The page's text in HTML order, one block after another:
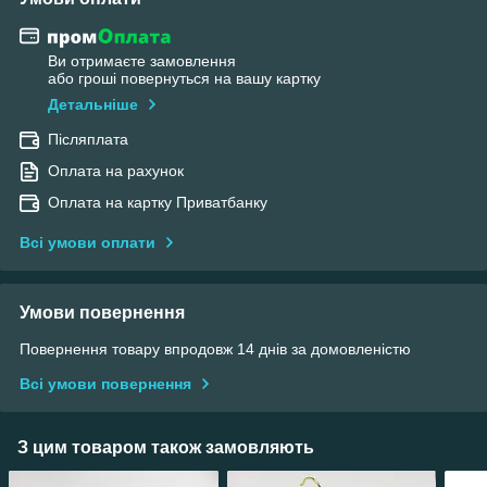
Ви отримаєте замовлення
або гроші повернуться на вашу картку
Детальніше
Післяплата
Оплата на рахунок
Оплата на картку Приватбанку
Всі умови оплати
Умови повернення
Повернення товару впродовж 14 днів за домовленістю
Всі умови повернення
З цим товаром також замовляють